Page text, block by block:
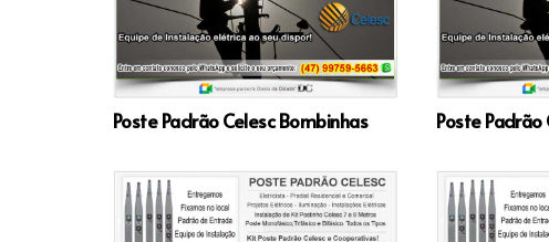
Poste Padrão Celesc Bombinhas Poste Padrão